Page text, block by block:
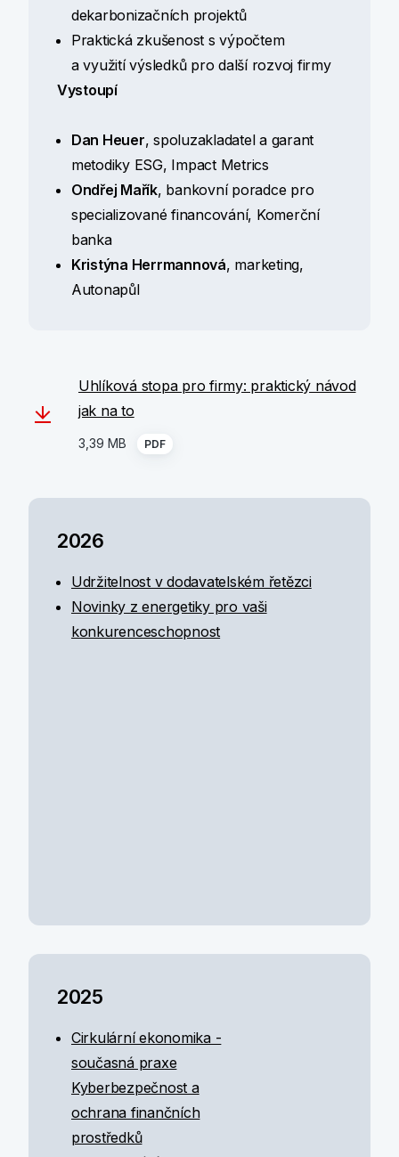
dekarbonizačních projektů
Praktická zkušenost s výpočtem
a využití výsledků pro další rozvoj firmy
Vystoupí
Dan Heuer, spoluzakladatel a garant
metodiky ESG, Impact Metrics
Ondřej Mařík, bankovní poradce pro
specializované financování, Komerční
banka
Kristýna Herrmannová, marketing,
Autonapůl
Uhlíková stopa pro firmy: praktický návod
jak na to
3,39 MB PDF
2026
Udržitelnost v dodavatelském řetězci
Novinky z energetiky pro vaši
konkurenceschopnost
2025
Cirkulární ekonomika -
současná praxe
Kyberbezpečnost a
ochrana finančních
prostředků